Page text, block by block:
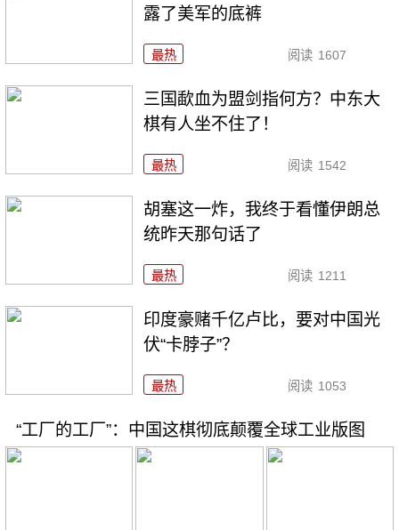
露了美军的底裤
最热 阅读 1607
三国歃血为盟剑指何方？中东大
棋有人坐不住了！
最热 阅读 1542
胡塞这一炸，我终于看懂伊朗总
统昨天那句话了
最热 阅读 1211
印度豪赌千亿卢比，要对中国光
伏“卡脖子”？
最热 阅读 1053
“工厂的工厂”：中国这棋彻底颠覆全球工业版图